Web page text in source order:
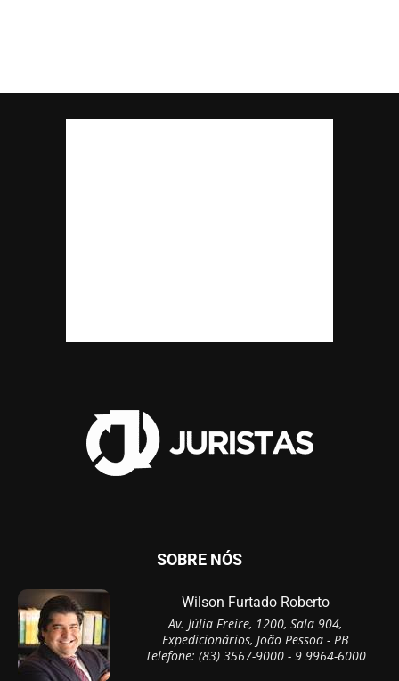
SOBRE NÓS
Wilson Furtado Roberto
Av. Júlia Freire, 1200, Sala 904,
Expedicionários, João Pessoa - PB
Telefone: (83) 3567-9000 - 9 9964-6000